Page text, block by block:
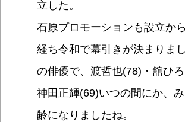
立した。
石原プロモーションも設立か
経ち令和で幕引きが決まりま
の俳優で、渡哲也(78)・舘ひろ
神田正輝(69)いつの間にか、
齢になりましたね。